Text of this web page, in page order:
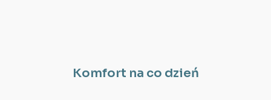
Komfort na co dzień